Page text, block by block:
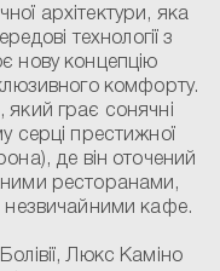
архітектури, яка
технології з
нову концепцію
комфорту.
грає сонячні
серці престижної
де він оточений
ресторанами,
незвичайними кафе.
Люкс Каміно